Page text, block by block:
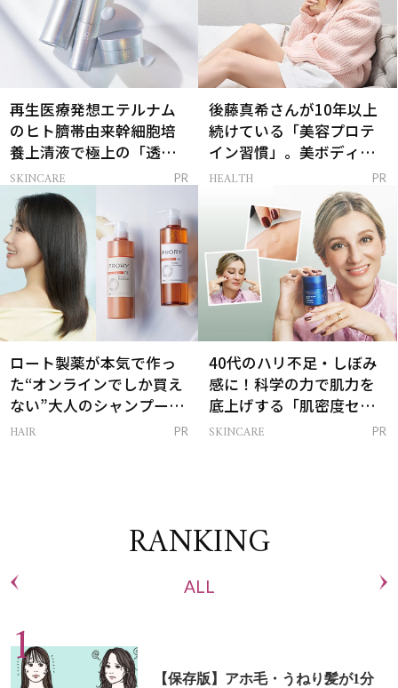
再生医療発想エテルナム
のヒト臍帯由来幹細胞培
養上清液で極上の「透明
感ハリ肌」へ
SKINCARE PR
後藤真希さんが10年以上
続けている「美容プロテ
イン習慣」。美ボディを
支える朝ルーティンと
HEALTH PR
ロート製薬が本気で作っ
た“オンラインでしか買え
ない”大人のシャンプー＆
トリートメントって？
HAIR PR
40代のハリ不足・しぼみ
感に！科学の力で肌力を
底上げする「肌密度セラ
ム」
SKINCARE PR
RANKING
ALL
【保存版】アホ毛・うねり髪が1分